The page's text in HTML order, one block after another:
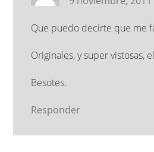
Que puedo decirte que me
Originales, y super vistosas,
Besotes.
Responder